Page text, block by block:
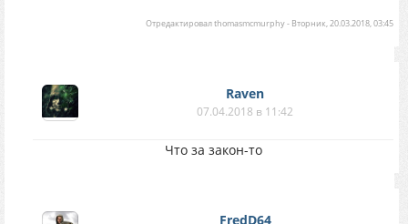
Отредактировалthomasmcmurphy- Вторник, 20.03.2018, 03:45
Raven
07.04.2018 в 11:42
Что за закон-то
FredD64